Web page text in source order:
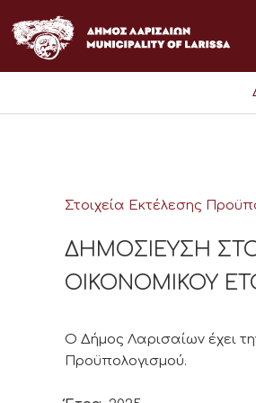
στο
περιεχόμενο
Στοιχεία Εκτέλεσης
ΔΗΜΟΣΙΕΥΣΗ
ΟΙΚΟΝΟΜΙΚΟΥ
Ο Δήμος Λαρισαίων έχει
Προϋπολογισμού.